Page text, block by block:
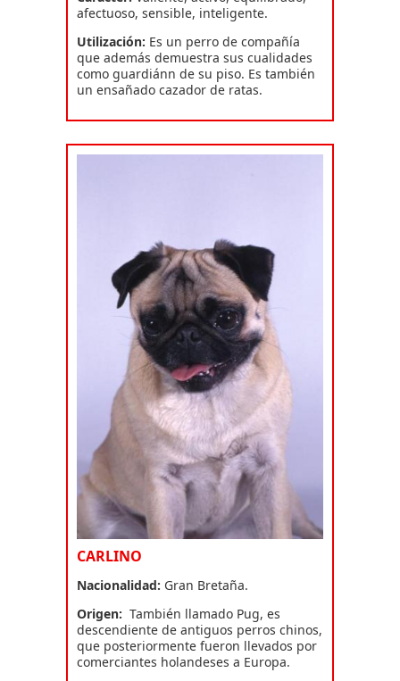
afectuoso, sensible, inteligente.
Utilización: Es un perro de compañía
que además demuestra sus cualidades
como guardiánn de su piso. Es también
un ensañado cazador de ratas.
CARLINO
Nacionalidad: Gran Bretaña.
Origen: También llamado Pug, es
descendiente de antiguos perros chinos,
que posteriormente fueron llevados por
comerciantes holandeses a Europa.